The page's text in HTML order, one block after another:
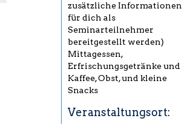
zusätzliche Informationen
für dich als
Seminarteilnehmer
bereitgestellt werden)
Mittagessen,
Erfrischungsgetränke und
Kaffee, Obst, und kleine
Snacks
Veranstaltungsort: